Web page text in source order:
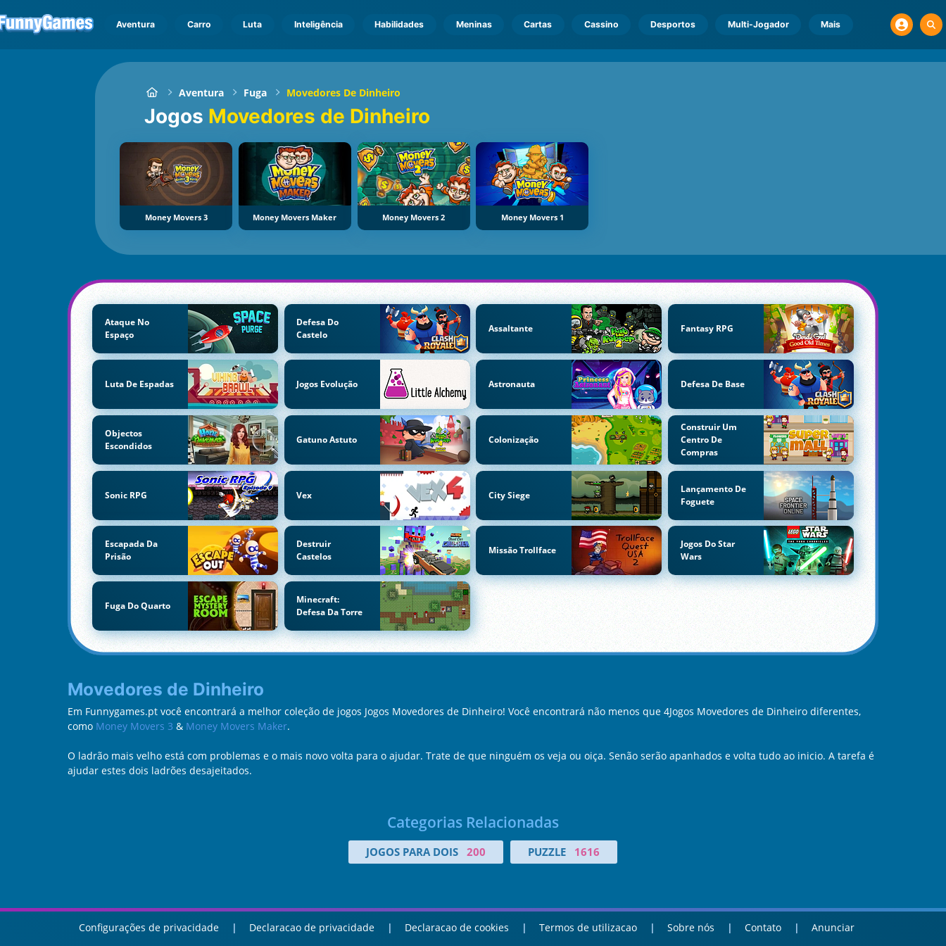
Aventura Carro Luta Inteligência Habilidades Meninas Cartas Cassino Desportos Multi-Jogador Mais
Aventura Fuga Movedores De Dinheiro
Jogos Movedores de Dinheiro
Money Movers 3 Money Movers Maker Money Movers 2 Money Movers 1
Ataque No
Espaço
Defesa Do
Castelo
Assaltante Fantasy RPG
Luta De Espadas Jogos Evolução Astronauta Defesa De Base
Objectos
Escondidos
Gatuno Astuto Colonização
Construir Um
Centro De
Compras
Sonic RPG Vex City Siege
Lançamento De
Foguete
Escapada Da
Prisão
Destruir
Castelos
Missão Trollface
Jogos Do Star
Wars
Fuga Do Quarto
Minecraft:
Defesa Da Torre
Movedores de Dinheiro
Em Funnygames.pt você encontrará a melhor coleção de jogos Jogos Movedores de Dinheiro! Você encontrará não menos que 4Jogos Movedores de Dinheiro diferentes,
como Money Movers 3 & Money Movers Maker.
O ladrão mais velho está com problemas e o mais novo volta para o ajudar. Trate de que ninguém os veja ou oiça. Senão serão apanhados e volta tudo ao inicio. A tarefa é
ajudar estes dois ladrões desajeitados.
Categorias Relacionadas
JOGOS PARA DOIS 200 PUZZLE 1616
Configurações de privacidade Declaracao de privacidade Declaracao de cookies Termos de utilizacao Sobre nós Contato Anunciar